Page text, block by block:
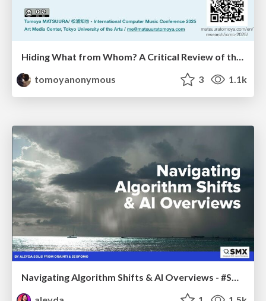
tomoyanonymous
3 1.1k
Navigating Algorithm Shifts & AI Overviews - #SMXNext